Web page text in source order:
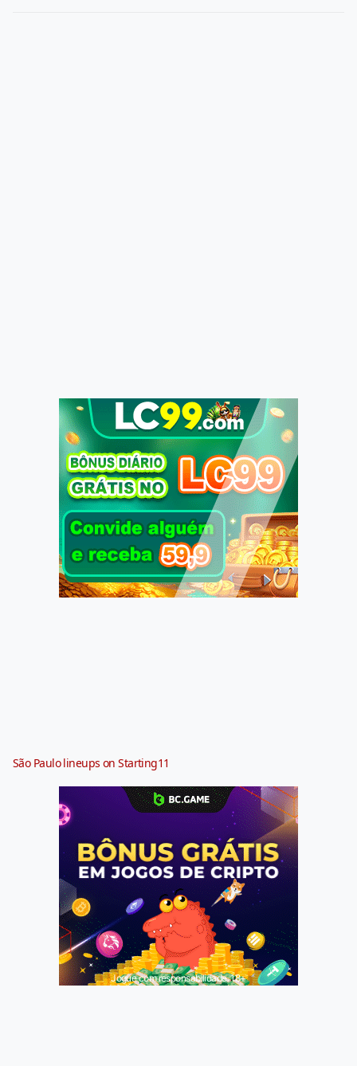
São Paulo lineups on Starting11
Jogue com responsabilidade. 18+